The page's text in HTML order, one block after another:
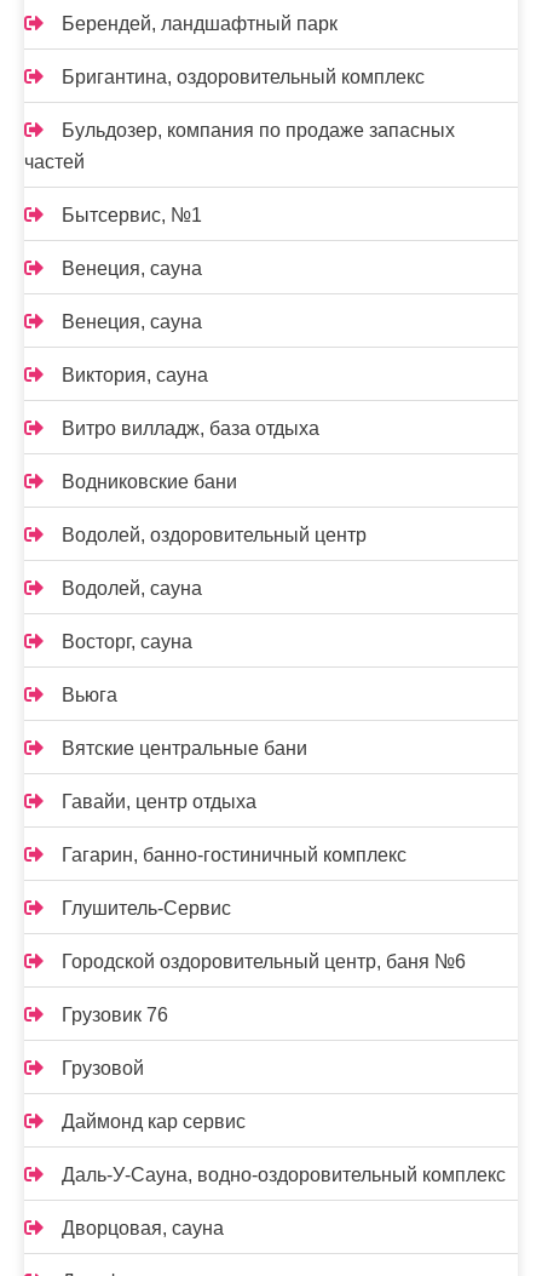
Берендей, ландшафтный парк
Бригантина, оздоровительный комплекс
Бульдозер, компания по продаже запасных
частей
Бытсервис, №1
Венеция, сауна
Венеция, сауна
Виктория, сауна
Витро вилладж, база отдыха
Водниковские бани
Водолей, оздоровительный центр
Водолей, сауна
Восторг, сауна
Вьюга
Вятские центральные бани
Гавайи, центр отдыха
Гагарин, банно-гостиничный комплекс
Глушитель-Сервис
Городской оздоровительный центр, баня №6
Грузовик 76
Грузовой
Даймонд кар сервис
Даль-У-Сауна, водно-оздоровительный комплекс
Дворцовая, сауна